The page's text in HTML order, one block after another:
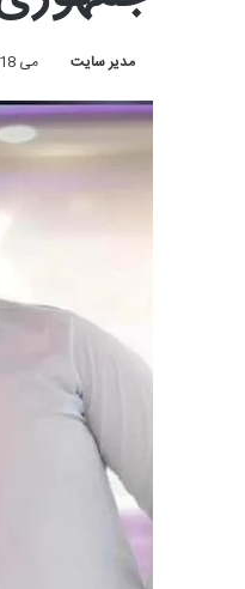
مدیر سایت می 18, 2026